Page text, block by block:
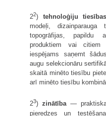
22) tehnoloģiju tiesības
modeļi, dizainparauga
topogrāfijas, papildu
produktiem vai citiem
iespējams saņemt
augu selekcionāru
skaitā minēto tiesību
arī minēto tiesību
23) zinātība—
pieredzes un